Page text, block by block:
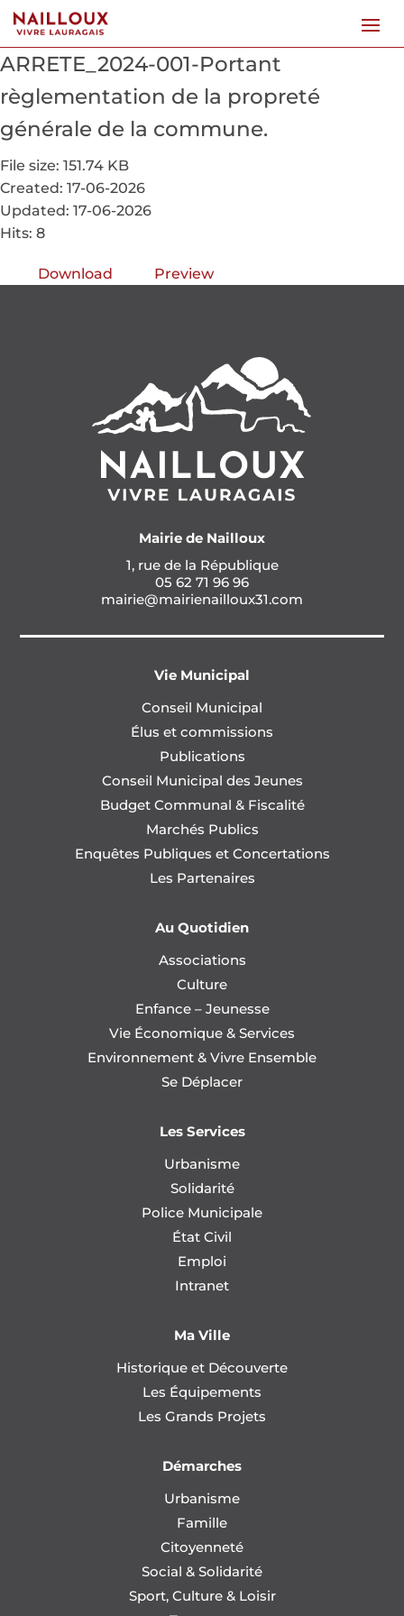
ARRETE_2024-001-Portant
règlementation de la propreté
générale de la commune.
File size: 151.74 KB
Created: 17-06-2026
Updated: 17-06-2026
Hits: 8
Download Preview
Mairie de Nailloux
1, rue de la République
05 62 71 96 96
mairie@mairienailloux31.com
Vie Municipal
Conseil Municipal
Élus et commissions
Publications
Conseil Municipal des Jeunes
Budget Communal & Fiscalité
Marchés Publics
Enquêtes Publiques et Concertations
Les Partenaires
Au Quotidien
Associations
Culture
Enfance – Jeunesse
Vie Économique & Services
Environnement & Vivre Ensemble
Se Déplacer
Les Services
Urbanisme
Solidarité
Police Municipale
État Civil
Emploi
Intranet
Ma Ville
Historique et Découverte
Les Équipements
Les Grands Projets
Démarches
Urbanisme
Famille
Citoyenneté
Social & Solidarité
Sport, Culture & Loisir